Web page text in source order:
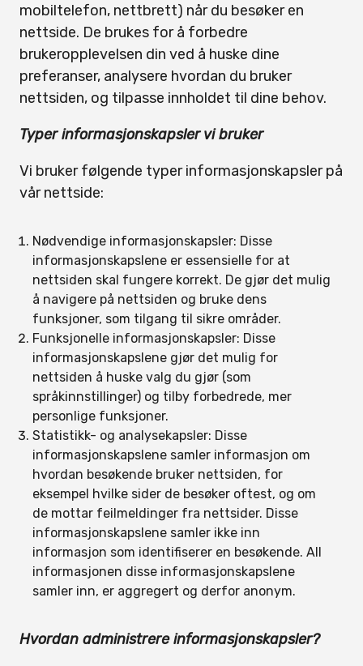
mobiltelefon, nettbrett) når du besøker en
nettside. De brukes for å forbedre
brukeropplevelsen din ved å huske dine
preferanser, analysere hvordan du bruker
nettsiden, og tilpasse innholdet til dine behov.
Typer informasjonskapsler vi bruker
Vi bruker følgende typer informasjonskapsler på
vår nettside:
Nødvendige informasjonskapsler: Disse
informasjonskapslene er essensielle for at
nettsiden skal fungere korrekt. De gjør det mulig
å navigere på nettsiden og bruke dens
funksjoner, som tilgang til sikre områder.
Funksjonelle informasjonskapsler: Disse
informasjonskapslene gjør det mulig for
nettsiden å huske valg du gjør (som
språkinnstillinger) og tilby forbedrede, mer
personlige funksjoner.
Statistikk- og analysekapsler: Disse
informasjonskapslene samler informasjon om
hvordan besøkende bruker nettsiden, for
eksempel hvilke sider de besøker oftest, og om
de mottar feilmeldinger fra nettsider. Disse
informasjonskapslene samler ikke inn
informasjon som identifiserer en besøkende. All
informasjonen disse informasjonskapslene
samler inn, er aggregert og derfor anonym.
Hvordan administrere informasjonskapsler?